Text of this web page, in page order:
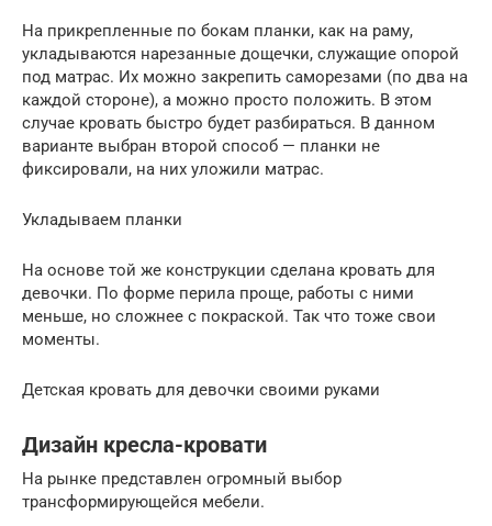
На прикрепленные по бокам планки, как на раму,
укладываются нарезанные дощечки, служащие опорой
под матрас. Их можно закрепить саморезами (по два на
каждой стороне), а можно просто положить. В этом
случае кровать быстро будет разбираться. В данном
варианте выбран второй способ — планки не
фиксировали, на них уложили матрас.
Укладываем планки
На основе той же конструкции сделана кровать для
девочки. По форме перила проще, работы с ними
меньше, но сложнее с покраской. Так что тоже свои
моменты.
Детская кровать для девочки своими руками
Дизайн кресла-кровати
На рынке представлен огромный выбор
трансформирующейся мебели.